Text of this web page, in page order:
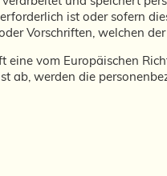
ist oder sofern
Vorschriften, welchen
eine vom Europäischen
ab, werden die